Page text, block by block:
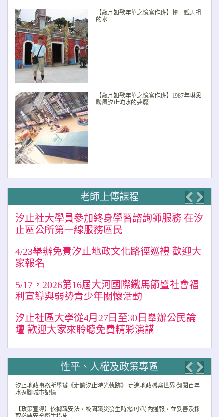
【歲月如歌年華之憶寫作班】掬一瓢馬祖
的水
【歲月如歌年華之憶寫作班】1987年琳恩
颱風汐止淹水的夢魘
老師上傳課程
汐止社大學員參加終身學習諮詢師服務 在汐
止區公所第一線服務區民
4/23舉辦免費汐止地政文化路徑巡禮 歡迎大
家報名
5/17，2026第16屆大河國際鐵馬節暨社會福
利宣導與弱勢青少年關懷活動
汐止社區大學從4月27日至30日舉辦公民論
壇 歡迎大家來聆聽免費精彩演講
性平、人權及政策專區
汐止地政事務所舉辦《走讀汐止時光軌跡》 走進地政檔案世界 翻閱百年
水返腳城市記憶
【政策宣導】依據職安法，校園職災發生時需8小時內通報，並妥善及採